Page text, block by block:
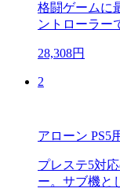
格闘ゲームに
ントローラー
28,308円
2
アローン PS5
プレステ5対
ー。サブ機と